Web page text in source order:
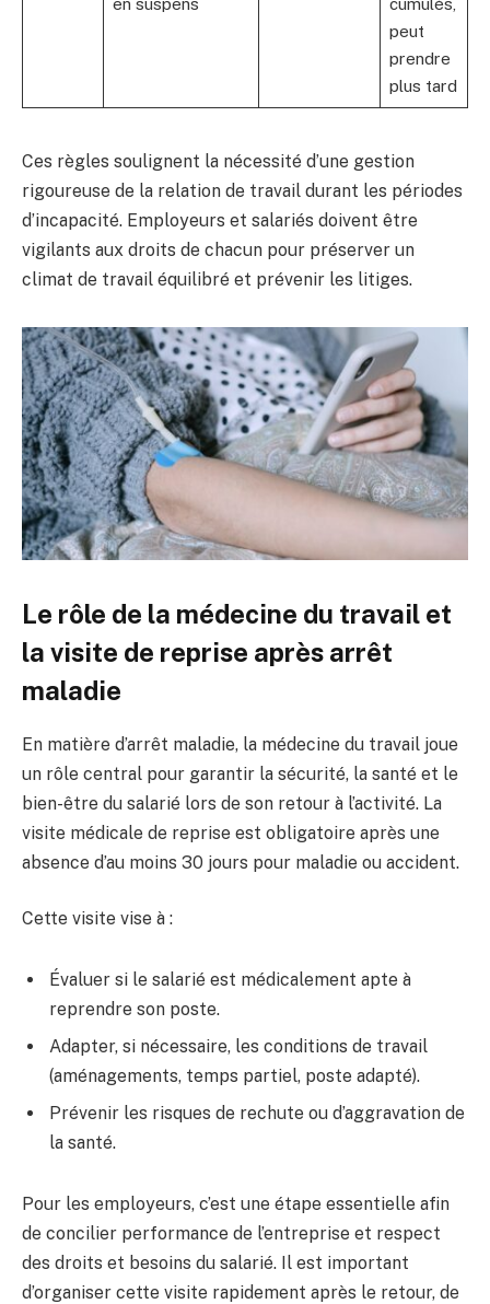
peut
prendre
plus tard
Ces règles soulignent la nécessité d’une gestion
rigoureuse de la relation de travail durant les périodes
d’incapacité. Employeurs et salariés doivent être
vigilants aux droits de chacun pour préserver un
climat de travail équilibré et prévenir les litiges.
Le rôle de la médecine du travail et
la visite de reprise après arrêt
maladie
En matière d’arrêt maladie, la médecine du travail joue
un rôle central pour garantir la sécurité, la santé et le
bien-être du salarié lors de son retour à l’activité. La
visite médicale de reprise est obligatoire après une
absence d’au moins 30 jours pour maladie ou accident.
Cette visite vise à :
Évaluer si le salarié est médicalement apte à
reprendre son poste.
Adapter, si nécessaire, les conditions de travail
(aménagements, temps partiel, poste adapté).
Prévenir les risques de rechute ou d’aggravation de
la santé.
Pour les employeurs, c’est une étape essentielle afin
de concilier performance de l’entreprise et respect
des droits et besoins du salarié. Il est important
d’organiser cette visite rapidement après le retour, de